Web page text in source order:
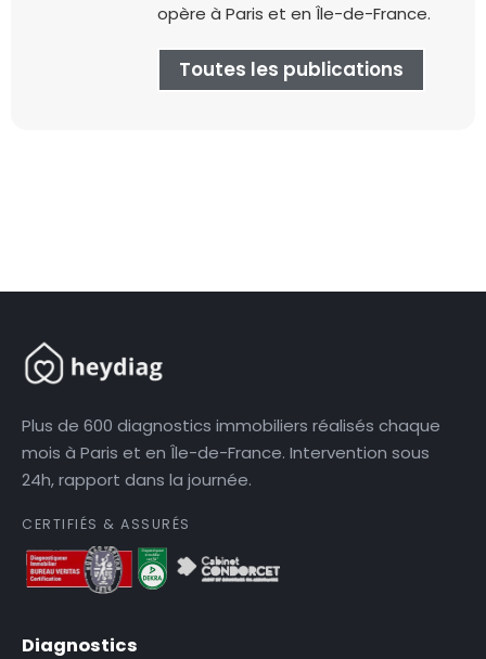
opère à Paris et en Île-de-France.
Toutes les publications
Plus de 600 diagnostics immobiliers réalisés chaque
mois à Paris et en Île-de-France. Intervention sous
24h, rapport dans la journée.
CERTIFIÉS & ASSURÉS
Diagnostics